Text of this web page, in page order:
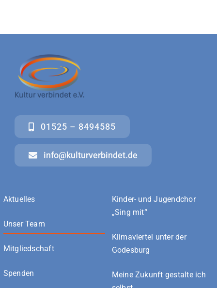
01525 – 8494585
info@kulturverbindet.de
Aktuelles
Unser Team
Mitgliedschaft
Spenden
Kinder- und Jugendchor
„Sing mit“
Klimaviertel unter der
Godesburg
Meine Zukunft gestalte ich